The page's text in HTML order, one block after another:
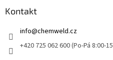
Kontakt
info@chemweld.cz
+420 725 062 600 (Po-Pá 8:00-